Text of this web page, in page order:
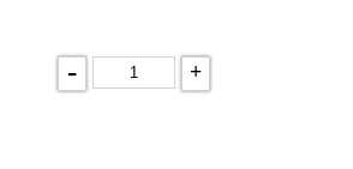
- +